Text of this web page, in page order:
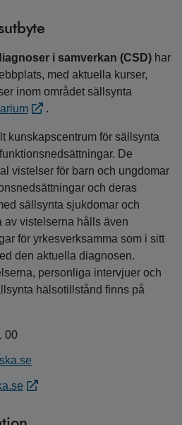
i samverkan (CSD) har
med aktuella kurser,
inom området sällsynta
.
kunskapscentrum för sällsynta
De
vistelser för barn och ungdomar
och deras
sällsynta sjukdomar och
av vistelserna hålls även
för yrkesverksamma som i sitt
den aktuella diagnosen.
personliga intervjuer och
hälsotillstånd finns på
00